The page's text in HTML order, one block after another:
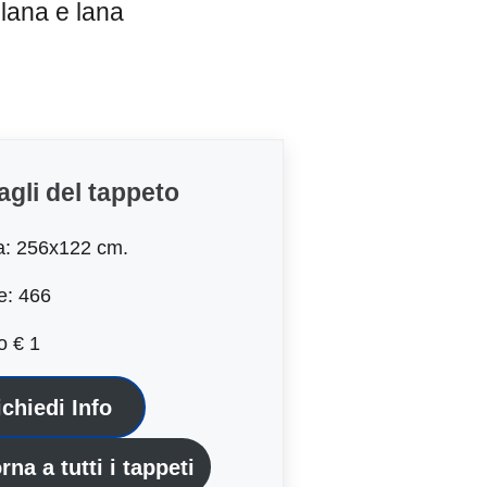
e lana
del tappeto
256x122 cm.
466
€ 1
Info
a tutti i tappeti